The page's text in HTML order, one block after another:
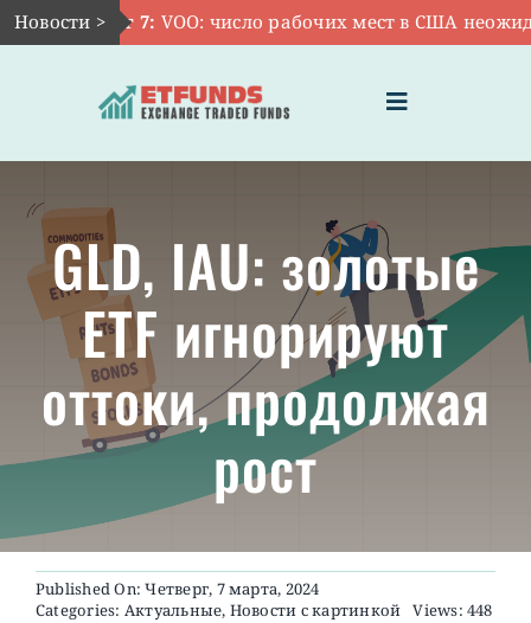
Skip
to
Новости >
Авг 7:VOO: число рабочих мест в США
Toggle
Navigation
ГЛАВНАЯ
ЧТО ТАКОЕ ETF
ИНВЕСТИЦИИ В ETF
ТЕМАТИЧЕСКИЕ ETF
АКТУАЛЬНЫЕ
О ПРОЕКТЕ
GLD, IAU: золотые
ETF игнорируют
оттоки, продолжая
рост
Published On: Четверг, 7 марта, 2024
Categories: Актуальные, Новости с картинкой Views: 448